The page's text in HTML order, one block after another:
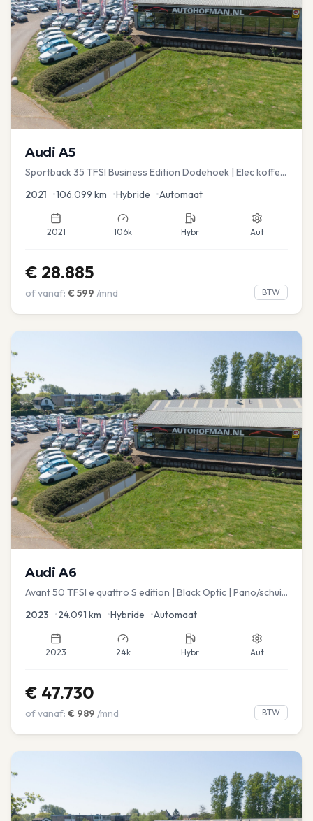
Audi A5
Sportback 35 TFSI Business Edition Dodehoek | Elec koffer
2021 •106.099 km •Hybride •Automaat
2021 106k Hybr Aut
€ 28.885
of vanaf: € 599 /mnd BTW
Audi A6
Avant 50 TFSI e quattro S edition | Black Optic | Pano/schuif
2023 •24.091 km •Hybride •Automaat
2023 24k Hybr Aut
€ 47.730
of vanaf: € 989 /mnd BTW